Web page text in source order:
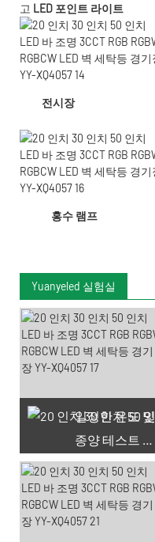
고 LED 포인트 라이트
전시장
홍수 램프
Yuanyeled 실험실
일정한 온도 및
종양 테스트 챔버